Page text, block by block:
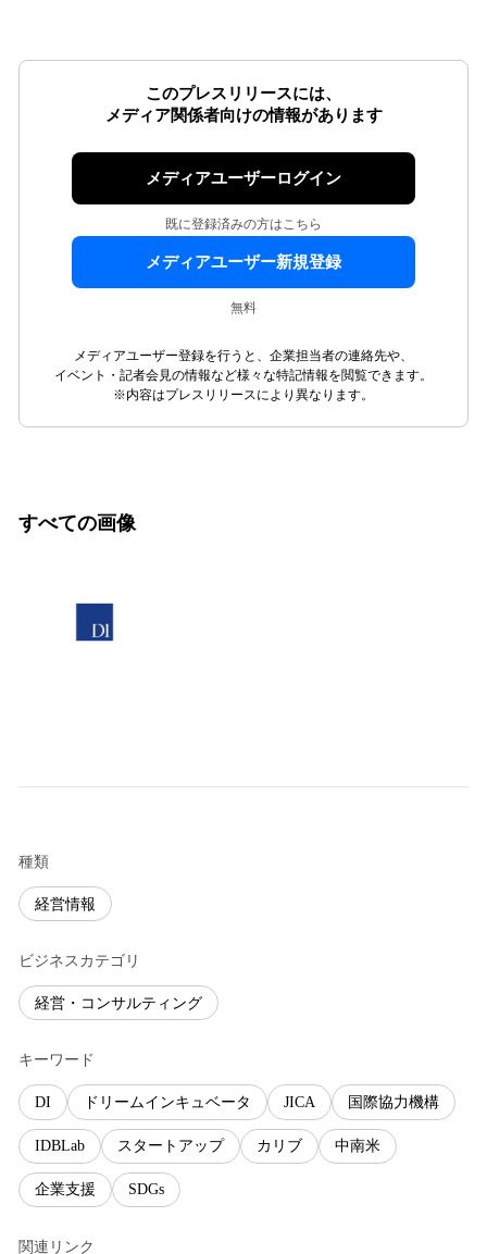
このプレスリリースには、
メディア関係者向けの情報があります
メディアユーザーログイン
既に登録済みの方はこちら
メディアユーザー新規登録
無料
メディアユーザー登録を行うと、企業担当者の連絡先や、
イベント・記者会見の情報など様々な特記情報を閲覧できます。
※内容はプレスリリースにより異なります。
すべての画像
種類
経営情報
ビジネスカテゴリ
経営・コンサルティング
キーワード
DI ドリームインキュベータ JICA 国際協力機構
IDBLab スタートアップ カリブ 中南米
企業支援 SDGs
関連リンク